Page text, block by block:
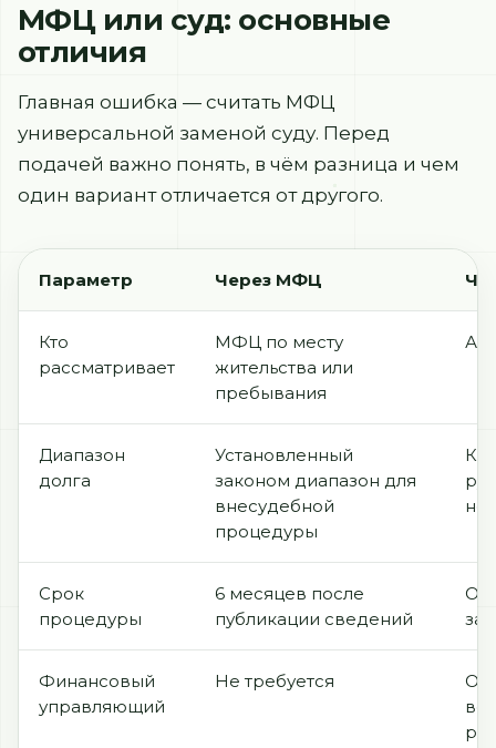
МФЦ или суд: основные
отличия
Главная ошибка — считать МФЦ
универсальной заменой суду. Перед
подачей важно понять, в чём разница и чем
один вариант отличается от другого.
Параметр Через МФЦ
Кто
рассматривает
МФЦ по месту
жительства или
пребывания
Диапазон
долга
Установленный
законом диапазон для
внесудебной
процедуры
Срок
процедуры
6 месяцев после
публикации сведений
От
Финансовый
управляющий
Не требуется